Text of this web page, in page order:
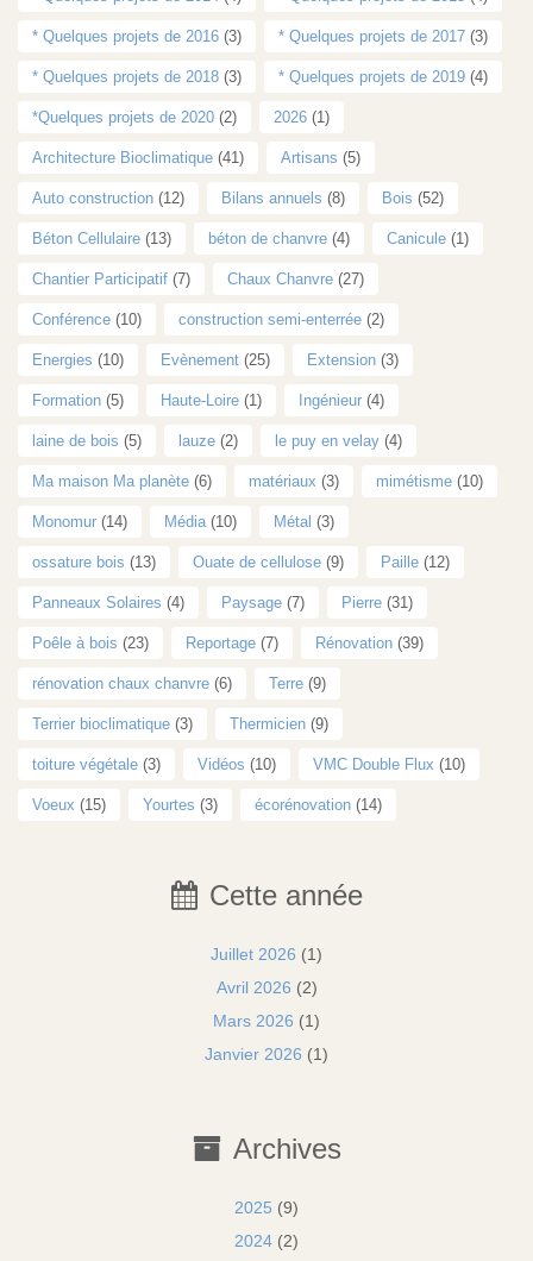
* Quelques projets de 2016 (3) * Quelques projets de 2017 (3)
* Quelques projets de 2018 (3) * Quelques projets de 2019 (4)
*Quelques projets de 2020 (2) 2026 (1)
Architecture Bioclimatique (41) Artisans (5)
Auto construction (12) Bilans annuels (8) Bois (52)
Béton Cellulaire (13) béton de chanvre (4) Canicule (1)
Chantier Participatif (7) Chaux Chanvre (27)
Conférence (10) construction semi-enterrée (2)
Energies (10) Evènement (25) Extension (3)
Formation (5) Haute-Loire (1) Ingénieur (4)
laine de bois (5) lauze (2) le puy en velay (4)
Ma maison Ma planète (6) matériaux (3) mimétisme (10)
Monomur (14) Média (10) Métal (3)
ossature bois (13) Ouate de cellulose (9) Paille (12)
Panneaux Solaires (4) Paysage (7) Pierre (31)
Poêle à bois (23) Reportage (7) Rénovation (39)
rénovation chaux chanvre (6) Terre (9)
Terrier bioclimatique (3) Thermicien (9)
toiture végétale (3) Vidéos (10) VMC Double Flux (10)
Voeux (15) Yourtes (3) écorénovation (14)
Cette année
Juillet 2026 (1)
Avril 2026 (2)
Mars 2026 (1)
Janvier 2026 (1)
Archives
2025 (9)
2024 (2)